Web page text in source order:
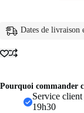
ankh
ankh
collier
inoxydable
Dates de livraison
Pourquoi commander
Service
19h30